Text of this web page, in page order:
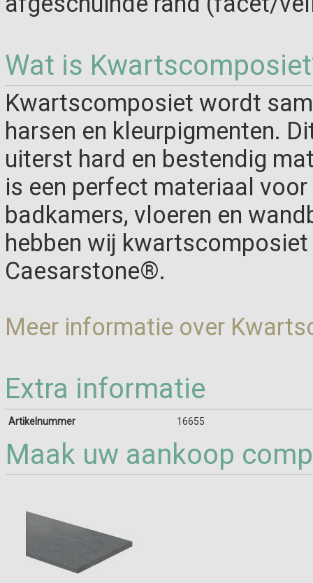
Wat is
Kwartscomposiet wordt
harsen en kleurpigmenten.
uiterst hard en bestendig
is een perfect materiaal
badkamers, vloeren en
hebben wij
Caesarstone®.
Meer informatie over
Extra informatie
Artikelnummer 16655
Maak uw aankoop